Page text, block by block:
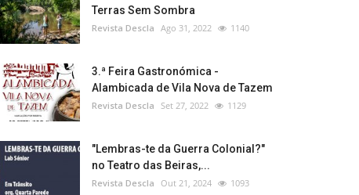
Terras Sem Sombra
Revista Descla Ago 31, 2022 1140
3.ª Feira Gastronómica -
Alambicada de Vila Nova de Tazem
Revista Descla Set 27, 2022 1129
"Lembras-te da Guerra Colonial?"
no Teatro das Beiras,...
Revista Descla Out 21, 2024 1093